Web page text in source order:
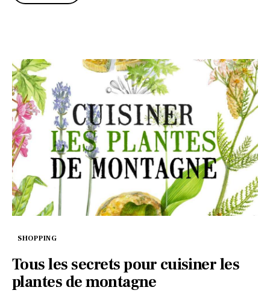
SHOPPING
Tous les secrets pour cuisiner les
plantes de montagne